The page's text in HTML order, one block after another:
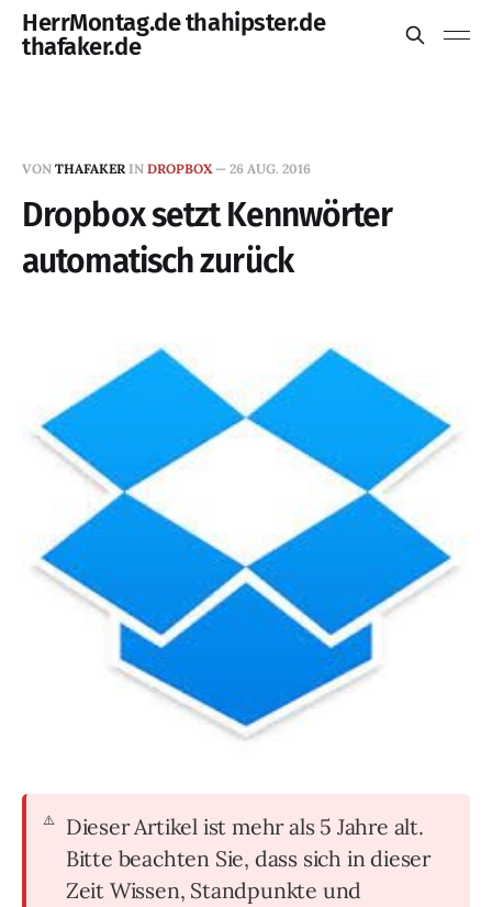
HerrMontag.de thahipster.de
thafaker.de
VON THAFAKER IN DROPBOX— 26 AUG. 2016
Dropbox setzt Kennwörter
automatisch zurück
Dieser Artikel ist mehr als 5 Jahre alt.
Bitte beachten Sie, dass sich in dieser
Zeit Wissen, Standpunkte und